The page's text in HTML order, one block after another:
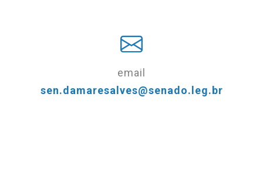
email
sen.damaresalves@senado.leg.br